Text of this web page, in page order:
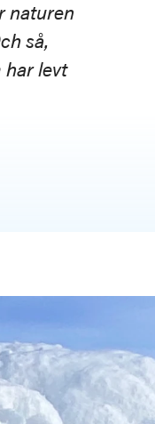
naturen
så,
har levt